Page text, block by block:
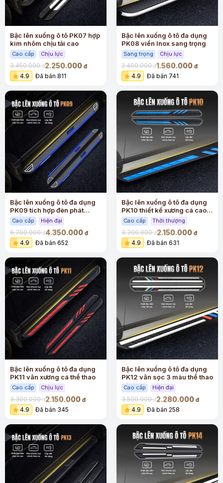
Bậc lên xuống ô tô PK07 hợp
kim nhôm chịu tải cao
Cao cấp Chịu lực
3.450.000đ2.250.000 đ
4.9 Đã bán 811
Bậc lên xuống ô tô đa dụng
PK08 viền Inox sang trọng
Sang trọng Chịu lực
2.400.000đ1.560.000 đ
4.9 Đã bán 741
Bậc lên xuống ô tô đa dụng
PK09 tích hợp đèn phát
quang
Cao cấp Hiện đại
6.700.000đ4.350.000 đ
4.9 Đã bán 652
Bậc lên xuống ô tô đa dụng
PK10 thiết kế xương cá cao
cấp
Cao cấp Thời thượng
3.300.000đ2.150.000 đ
4.9 Đã bán 631
Bậc lên xuống ô tô đa dụng
PK11 vân xương cá thể thao
Cao cấp Chịu lực
3.300.000đ2.150.000 đ
4.9 Đã bán 345
Bậc lên xuống ô tô đa dụng
PK12 vân sọc 3 màu thể thao
Cao cấp Hiện đại
3.500.000đ2.280.000 đ
4.9 Đã bán 258